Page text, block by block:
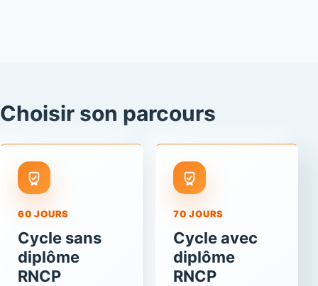
Choisir son parcours
60 JOURS
Cycle sans
diplôme
RNCP
70 JOURS
Cycle avec
diplôme
RNCP